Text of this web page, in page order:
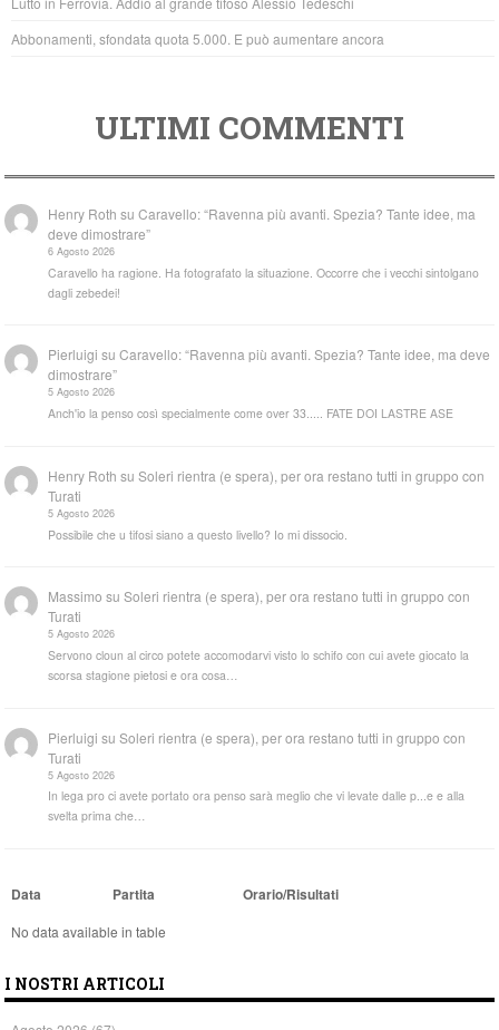
Abbonamenti, sfondata quota 5.000. E può aumentare ancora
ULTIMI COMMENTI
Henry Roth suCaravello: “Ravenna più avanti. Spezia? Tante idee, ma
deve dimostrare”
6 Agosto 2026
Caravello ha ragione. Ha fotografato la situazione. Occorre che i vecchi sintolgano
dagli zebedei!
Pierluigi suCaravello: “Ravenna più avanti. Spezia? Tante idee, ma deve
dimostrare”
5 Agosto 2026
Anch'io la penso così specialmente come over 33..... FATE DOI LASTRE ASE
Henry Roth suSoleri rientra (e spera), per ora restano tutti in gruppo con
Turati
5 Agosto 2026
Possibile che u tifosi siano a questo livello? Io mi dissocio.
Massimo suSoleri rientra (e spera), per ora restano tutti in gruppo con
Turati
5 Agosto 2026
Servono cloun al circo potete accomodarvi visto lo schifo con cui avete giocato la
scorsa stagione pietosi e ora cosa…
Pierluigi suSoleri rientra (e spera), per ora restano tutti in gruppo con
Turati
5 Agosto 2026
In lega pro ci avete portato ora penso sarà meglio che vi levate dalle p...e e alla
svelta prima che…
Data Partita Orario/Risultati
No data available in table
I NOSTRI ARTICOLI